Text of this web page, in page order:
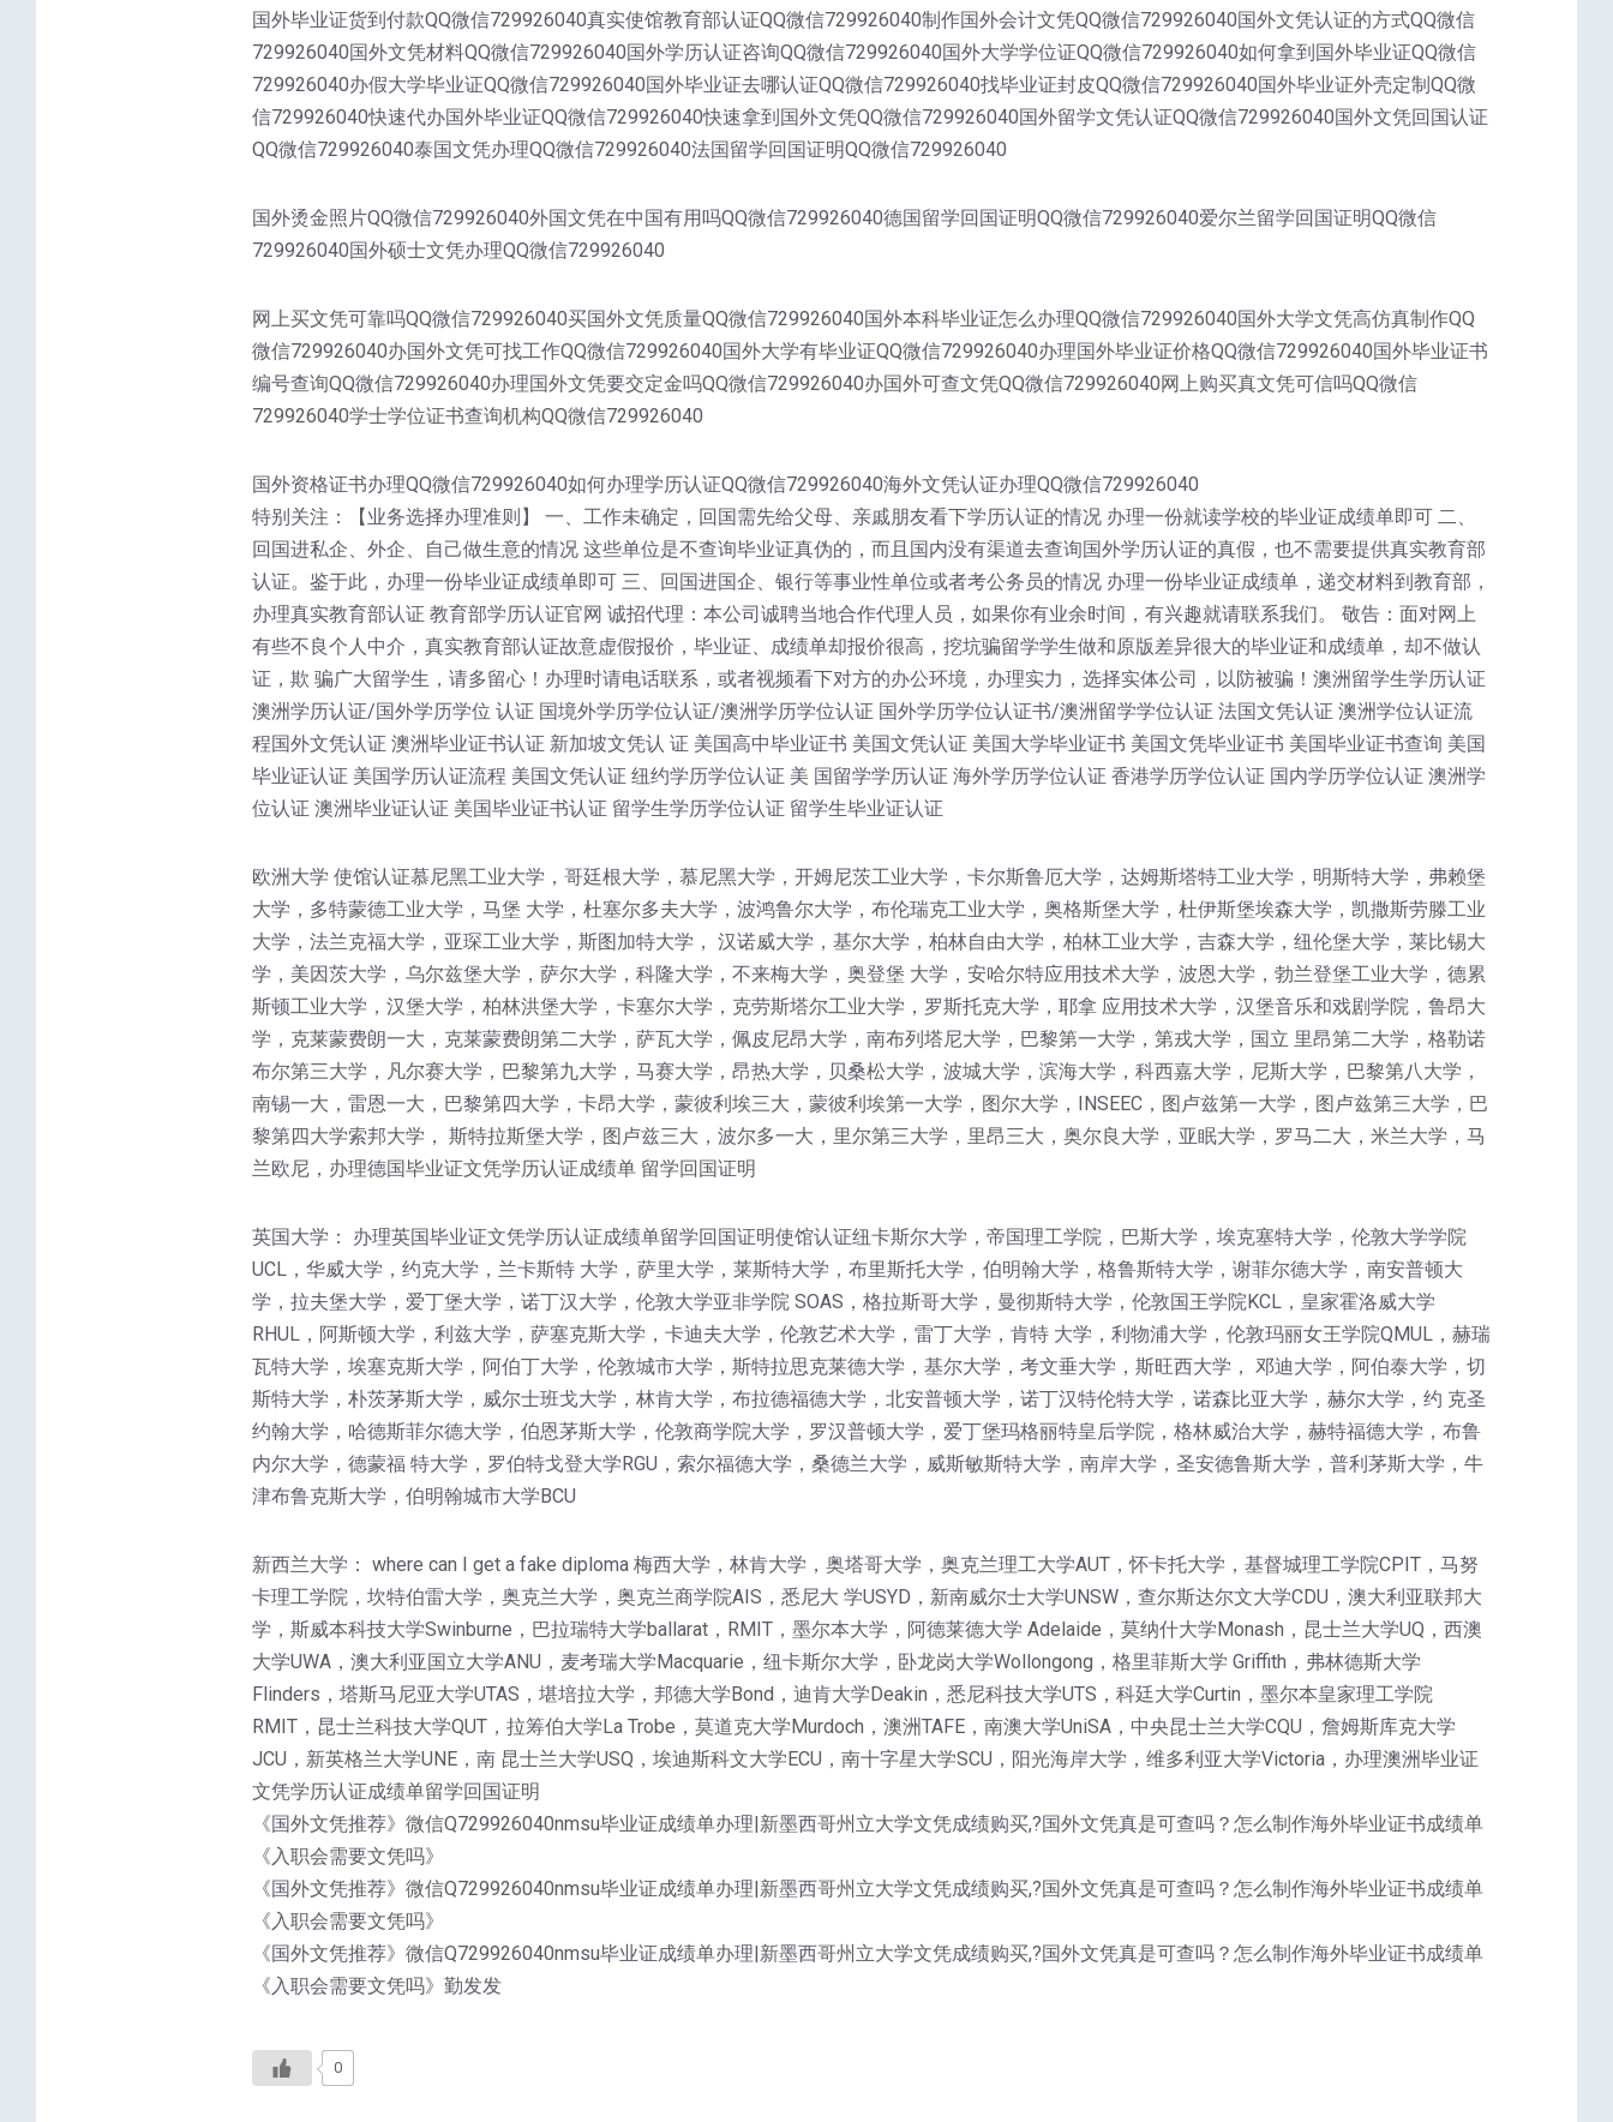
国外毕业证货到付款QQ微信729926040真实使馆教育部认证QQ微信729926040制作国外会计文凭QQ微信729926040国外文凭认证的方式QQ微信
729926040国外文凭材料QQ微信729926040国外学历认证咨询QQ微信729926040国外大学学位证QQ微信729926040如何拿到国外毕业证QQ微信
729926040办假大学毕业证QQ微信729926040国外毕业证去哪认证QQ微信729926040找毕业证封皮QQ微信729926040国外毕业证外壳定制QQ微
信729926040快速代办国外毕业证QQ微信729926040快速拿到国外文凭QQ微信729926040国外留学文凭认证QQ微信729926040国外文凭回国认证
QQ微信729926040泰国文凭办理QQ微信729926040法国留学回国证明QQ微信729926040
国外烫金照片QQ微信729926040外国文凭在中国有用吗QQ微信729926040德国留学回国证明QQ微信729926040爱尔兰留学回国证明QQ微信
729926040国外硕士文凭办理QQ微信729926040
网上买文凭可靠吗QQ微信729926040买国外文凭质量QQ微信729926040国外本科毕业证怎么办理QQ微信729926040国外大学文凭高仿真制作QQ
微信729926040办国外文凭可找工作QQ微信729926040国外大学有毕业证QQ微信729926040办理国外毕业证价格QQ微信729926040国外毕业证书
编号查询QQ微信729926040办理国外文凭要交定金吗QQ微信729926040办国外可查文凭QQ微信729926040网上购买真文凭可信吗QQ微信
729926040学士学位证书查询机构QQ微信729926040
国外资格证书办理QQ微信729926040如何办理学历认证QQ微信729926040海外文凭认证办理QQ微信729926040
特别关注：【业务选择办理准则】 一、工作未确定，回国需先给父母、亲戚朋友看下学历认证的情况 办理一份就读学校的毕业证成绩单即可 二、
回国进私企、外企、自己做生意的情况 这些单位是不查询毕业证真伪的，而且国内没有渠道去查询国外学历认证的真假，也不需要提供真实教育部
认证。鉴于此，办理一份毕业证成绩单即可 三、回国进国企、银行等事业性单位或者考公务员的情况 办理一份毕业证成绩单，递交材料到教育部，
办理真实教育部认证 教育部学历认证官网 诚招代理：本公司诚聘当地合作代理人员，如果你有业余时间，有兴趣就请联系我们。 敬告：面对网上
有些不良个人中介，真实教育部认证故意虚假报价，毕业证、成绩单却报价很高，挖坑骗留学学生做和原版差异很大的毕业证和成绩单，却不做认
证，欺 骗广大留学生，请多留心！办理时请电话联系，或者视频看下对方的办公环境，办理实力，选择实体公司，以防被骗！澳洲留学生学历认证
澳洲学历认证/国外学历学位 认证 国境外学历学位认证/澳洲学历学位认证 国外学历学位认证书/澳洲留学学位认证 法国文凭认证 澳洲学位认证流
程国外文凭认证 澳洲毕业证书认证 新加坡文凭认 证 美国高中毕业证书 美国文凭认证 美国大学毕业证书 美国文凭毕业证书 美国毕业证书查询 美国
毕业证认证 美国学历认证流程 美国文凭认证 纽约学历学位认证 美 国留学学历认证 海外学历学位认证 香港学历学位认证 国内学历学位认证 澳洲学
位认证 澳洲毕业证认证 美国毕业证书认证 留学生学历学位认证 留学生毕业证认证
欧洲大学 使馆认证慕尼黑工业大学，哥廷根大学，慕尼黑大学，开姆尼茨工业大学，卡尔斯鲁厄大学，达姆斯塔特工业大学，明斯特大学，弗赖堡
大学，多特蒙德工业大学，马堡 大学，杜塞尔多夫大学，波鸿鲁尔大学，布伦瑞克工业大学，奥格斯堡大学，杜伊斯堡埃森大学，凯撒斯劳滕工业
大学，法兰克福大学，亚琛工业大学，斯图加特大学， 汉诺威大学，基尔大学，柏林自由大学，柏林工业大学，吉森大学，纽伦堡大学，莱比锡大
学，美因茨大学，乌尔兹堡大学，萨尔大学，科隆大学，不来梅大学，奥登堡 大学，安哈尔特应用技术大学，波恩大学，勃兰登堡工业大学，德累
斯顿工业大学，汉堡大学，柏林洪堡大学，卡塞尔大学，克劳斯塔尔工业大学，罗斯托克大学，耶拿 应用技术大学，汉堡音乐和戏剧学院，鲁昂大
学，克莱蒙费朗一大，克莱蒙费朗第二大学，萨瓦大学，佩皮尼昂大学，南布列塔尼大学，巴黎第一大学，第戎大学，国立 里昂第二大学，格勒诺
布尔第三大学，凡尔赛大学，巴黎第九大学，马赛大学，昂热大学，贝桑松大学，波城大学，滨海大学，科西嘉大学，尼斯大学，巴黎第八大学，
南锡一大，雷恩一大，巴黎第四大学，卡昂大学，蒙彼利埃三大，蒙彼利埃第一大学，图尔大学，INSEEC，图卢兹第一大学，图卢兹第三大学，巴
黎第四大学索邦大学， 斯特拉斯堡大学，图卢兹三大，波尔多一大，里尔第三大学，里昂三大，奥尔良大学，亚眠大学，罗马二大，米兰大学，马
兰欧尼，办理德国毕业证文凭学历认证成绩单 留学回国证明
英国大学： 办理英国毕业证文凭学历认证成绩单留学回国证明使馆认证纽卡斯尔大学，帝国理工学院，巴斯大学，埃克塞特大学，伦敦大学学院
UCL，华威大学，约克大学，兰卡斯特 大学，萨里大学，莱斯特大学，布里斯托大学，伯明翰大学，格鲁斯特大学，谢菲尔德大学，南安普顿大
学，拉夫堡大学，爱丁堡大学，诺丁汉大学，伦敦大学亚非学院 SOAS，格拉斯哥大学，曼彻斯特大学，伦敦国王学院KCL，皇家霍洛威大学
RHUL，阿斯顿大学，利兹大学，萨塞克斯大学，卡迪夫大学，伦敦艺术大学，雷丁大学，肯特 大学，利物浦大学，伦敦玛丽女王学院QMUL，赫瑞
瓦特大学，埃塞克斯大学，阿伯丁大学，伦敦城市大学，斯特拉思克莱德大学，基尔大学，考文垂大学，斯旺西大学， 邓迪大学，阿伯泰大学，切
斯特大学，朴茨茅斯大学，威尔士班戈大学，林肯大学，布拉德福德大学，北安普顿大学，诺丁汉特伦特大学，诺森比亚大学，赫尔大学，约 克圣
约翰大学，哈德斯菲尔德大学，伯恩茅斯大学，伦敦商学院大学，罗汉普顿大学，爱丁堡玛格丽特皇后学院，格林威治大学，赫特福德大学，布鲁
内尔大学，德蒙福 特大学，罗伯特戈登大学RGU，索尔福德大学，桑德兰大学，威斯敏斯特大学，南岸大学，圣安德鲁斯大学，普利茅斯大学，牛
津布鲁克斯大学，伯明翰城市大学BCU
新西兰大学： where can I get a fake diploma 梅西大学，林肯大学，奥塔哥大学，奥克兰理工大学AUT，怀卡托大学，基督城理工学院CPIT，马努
卡理工学院，坎特伯雷大学，奥克兰大学，奥克兰商学院AIS，悉尼大 学USYD，新南威尔士大学UNSW，查尔斯达尔文大学CDU，澳大利亚联邦大
学，斯威本科技大学Swinburne，巴拉瑞特大学ballarat，RMIT，墨尔本大学，阿德莱德大学 Adelaide，莫纳什大学Monash，昆士兰大学UQ，西澳
大学UWA，澳大利亚国立大学ANU，麦考瑞大学Macquarie，纽卡斯尔大学，卧龙岗大学Wollongong，格里菲斯大学 Griffith，弗林德斯大学
Flinders，塔斯马尼亚大学UTAS，堪培拉大学，邦德大学Bond，迪肯大学Deakin，悉尼科技大学UTS，科廷大学Curtin，墨尔本皇家理工学院
RMIT，昆士兰科技大学QUT，拉筹伯大学La Trobe，莫道克大学Murdoch，澳洲TAFE，南澳大学UniSA，中央昆士兰大学CQU，詹姆斯库克大学
JCU，新英格兰大学UNE，南 昆士兰大学USQ，埃迪斯科文大学ECU，南十字星大学SCU，阳光海岸大学，维多利亚大学Victoria，办理澳洲毕业证
文凭学历认证成绩单留学回国证明
《国外文凭推荐》微信Q729926040nmsu毕业证成绩单办理|新墨西哥州立大学文凭成绩购买,?国外文凭真是可查吗？怎么制作海外毕业证书成绩单
《入职会需要文凭吗》
《国外文凭推荐》微信Q729926040nmsu毕业证成绩单办理|新墨西哥州立大学文凭成绩购买,?国外文凭真是可查吗？怎么制作海外毕业证书成绩单
《入职会需要文凭吗》
《国外文凭推荐》微信Q729926040nmsu毕业证成绩单办理|新墨西哥州立大学文凭成绩购买,?国外文凭真是可查吗？怎么制作海外毕业证书成绩单
《入职会需要文凭吗》勤发发
0